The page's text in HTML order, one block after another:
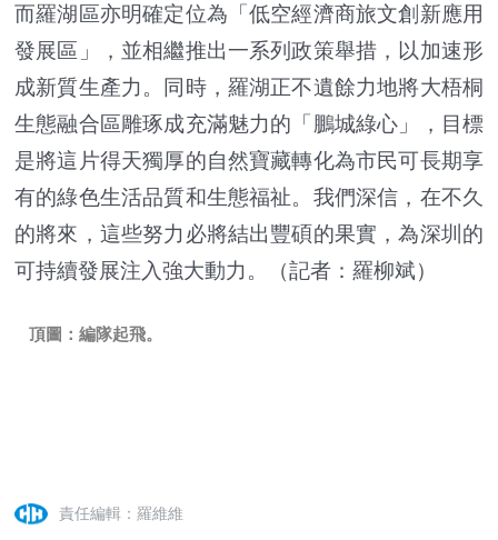
而羅湖區亦明確定位為「低空經濟商旅文創新應用
發展區」，並相繼推出一系列政策舉措，以加速形
成新質生產力。同時，羅湖正不遺餘力地將大梧桐
生態融合區雕琢成充滿魅力的「鵬城綠心」，目標
是將這片得天獨厚的自然寶藏轉化為市民可長期享
有的綠色生活品質和生態福祉。我們深信，在不久
的將來，這些努力必將結出豐碩的果實，為深圳的
可持續發展注入強大動力。（記者：羅柳斌）
頂圖：編隊起飛。
責任編輯：羅維維